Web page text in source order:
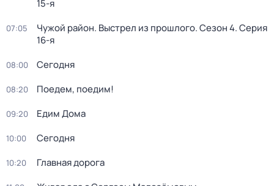
15-я
07:05 Чужой район. Выстрел из прошлого. Сезон 4. Серия
16-я
08:00 Сегодня
08:20 Поедем, поедим!
09:20 Едим Дома
10:00 Сегодня
10:20 Главная дорога